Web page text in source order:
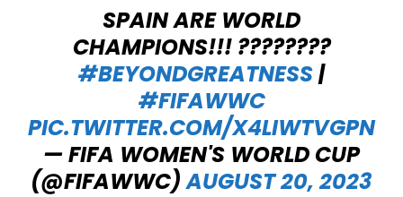
SPAIN ARE WORLD
CHAMPIONS!!! ????????
#BEYONDGREATNESS|
#FIFAWWC
PIC.TWITTER.COM/X4LIWTVGPN
— FIFA WOMEN'S WORLD CUP
(@FIFAWWC)AUGUST 20, 2023